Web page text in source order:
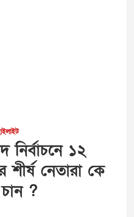
১২
নেতারা কে
?